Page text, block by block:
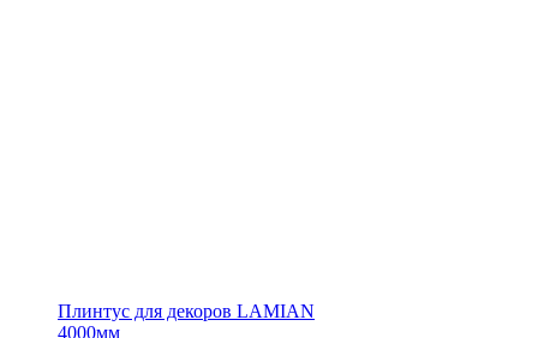
Плинтус для декоров LAMIAN
4000мм